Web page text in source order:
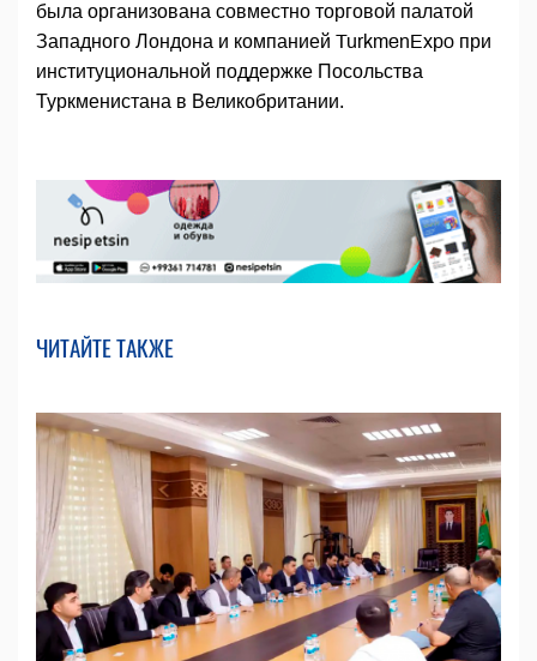
была организована совместно торговой палатой
Западного Лондона и компанией TurkmenExpo при
институциональной поддержке Посольства
Туркменистана в Великобритании.
ЧИТАЙТЕ ТАКЖЕ